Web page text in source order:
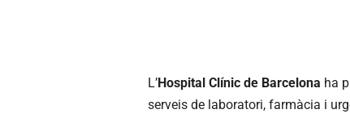
L’Hospital Clínic de Barcelona ha
serveis de laboratori, farmàcia i